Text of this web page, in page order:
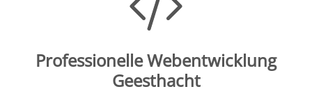
Professionelle Webentwicklung
Geesthacht